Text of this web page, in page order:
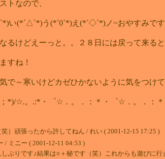
トなので、
`*)い(*´△`*)う(*´0`*)え(*´◇`*)ノ~おやすみです
るけどえーっと。。２８日には戻って来ると
すね！
で～寒いけどカゼひかないように気をつけ
*)/☆.。.:*・゜☆．。．：＊・゜☆．。．：
）頑張ったから許してねん / れい ( 2001-12-15 17:25 )
/ ミニー ( 2001-12-11 04:53 )
ぶりです♪結果は○＋秘です（笑）これからも遊びに行